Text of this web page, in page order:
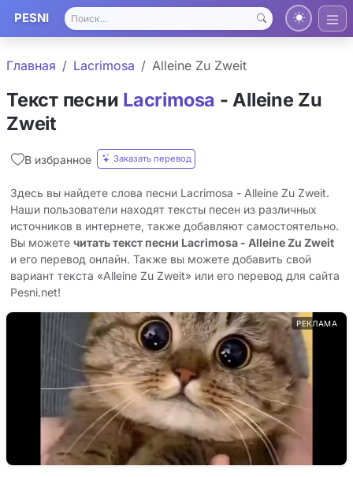
PESNI
Главная Lacrimosa Alleine Zu Zweit
Текст песни Lacrimosa - Alleine Zu
Zweit
В избранное Заказать перевод
Здесь вы найдете слова песни Lacrimosa - Alleine Zu Zweit.
Наши пользователи находят тексты песен из различных
источников в интернете, также добавляют самостоятельно.
Вы можете читать текст песни Lacrimosa - Alleine Zu Zweit
и его перевод онлайн. Также вы можете добавить свой
вариант текста «Alleine Zu Zweit» или его перевод для сайта
Pesni.net!
РЕКЛАМА